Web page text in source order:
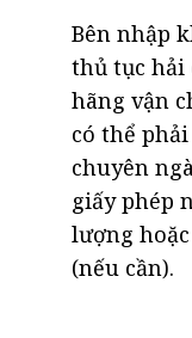
Bên nhập
thủ tục hải
hãng vận
có thể
chuyên
giấy phép
lượng
(nếu cần).